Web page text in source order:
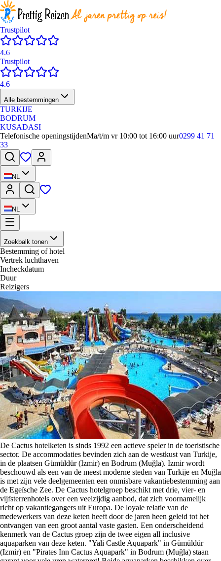
Trustpilot
4.6
Trustpilot
4.6
Alle bestemmingen
TURKIJE
BODRUM
KUSADASI
Telefonische openingstijdenMa/t/m vr 10:00 tot 16:00 uur0299 41 71
33
NL
NL
Zoekbalk tonen
Bestemming of hotel
Vertrek luchthaven
Incheckdatum
Duur
Reizigers
De Cactus hotelketen is sinds 1992 een actieve speler in de toeristische
sector. De accommodaties bevinden zich aan de westkust van Turkije,
in de plaatsen Gümüldür (Izmir) en Bodrum (Muğla). Izmir wordt
beschouwd als een van de meest moderne steden van Turkije en Muğla
is met zijn vele deelgemeenten een onmisbare vakantiebestemming aan
de Egeïsche Zee. De Cactus hotelgroep beschikt met drie, vier- en
vijfsterrenhotels over een veelzijdig aanbod, dat zich voornamelijk
richt op vakantiegangers uit Europa. De loyale relatie van de
medewerkers van deze keten heeft door de jaren heen geleid tot het
ontvangen van een groot aantal vaste gasten. Een onderscheidend
kenmerk van de Cactus groep zijn de twee eigen all inclusive
aquaparken van deze keten. "Yali Castle Aquapark" in Gümüldür
(Izmir) en "Pirates Inn Cactus Aquapark" in Bodrum (Muğla) staan